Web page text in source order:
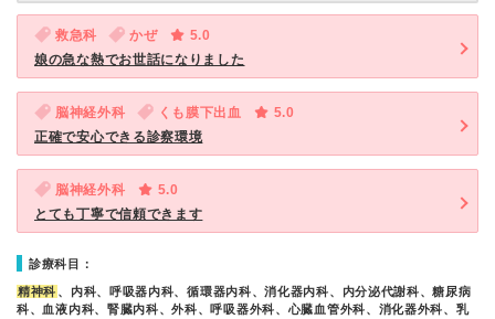
救急科 かぜ
5.0
娘の急な熱でお世話になりました
脳神経外科 くも膜下出血
5.0
正確で安心できる診察環境
脳神経外科
5.0
とても丁寧で信頼できます
診療科目：
精神科 、内科、呼吸器内科、循環器内科、消化器内科、内分泌代謝科、糖尿病
科、血液内科、腎臓内科、外科、呼吸器外科、心臓血管外科、消化器外科、乳